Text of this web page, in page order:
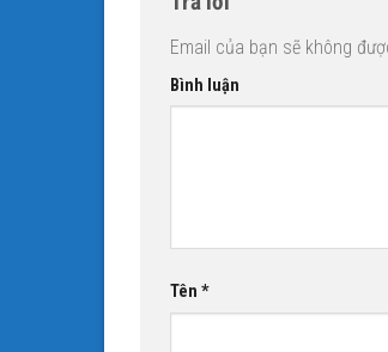
Email của bạn sẽ không
Bình luận
Tên *